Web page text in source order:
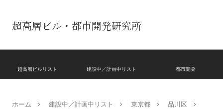
超高層ビル・都市開発研究所
超高層ビルリスト 建設中／計画中リスト 都市開発
ホーム 建設中／計画中リスト 東京都
品川区